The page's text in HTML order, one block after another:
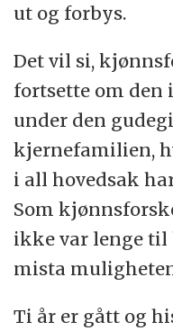
ut og forbys.
Det vil si,
fortsette om den
under den
kjernefamilien,
i all hovedsak
Som
ikke var lenge til
mista
Ti år er gått og